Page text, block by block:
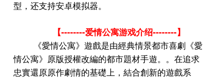
型，还支持安卓模拟器。
【--------爱情公寓游戏介绍--------】
《愛情公寓》遊戲是由經典情景都市喜劇《愛
情公寓》原版授權改編的都市題材手遊。。在追求
忠實還原原作劇情的基礎上，結合創新的遊戲系